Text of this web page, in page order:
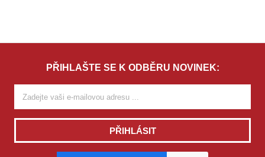
PŘIHLAŠTE SE K ODBĚRU NOVINEK:
PŘIHLÁSIT